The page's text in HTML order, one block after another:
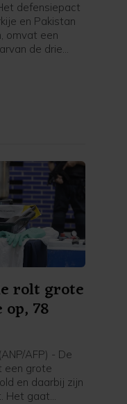
defensiepact
en Pakistan
omvat een
de drie
rolt grote
78
AFP) - De
een grote
en daarbij zijn
Het gaat